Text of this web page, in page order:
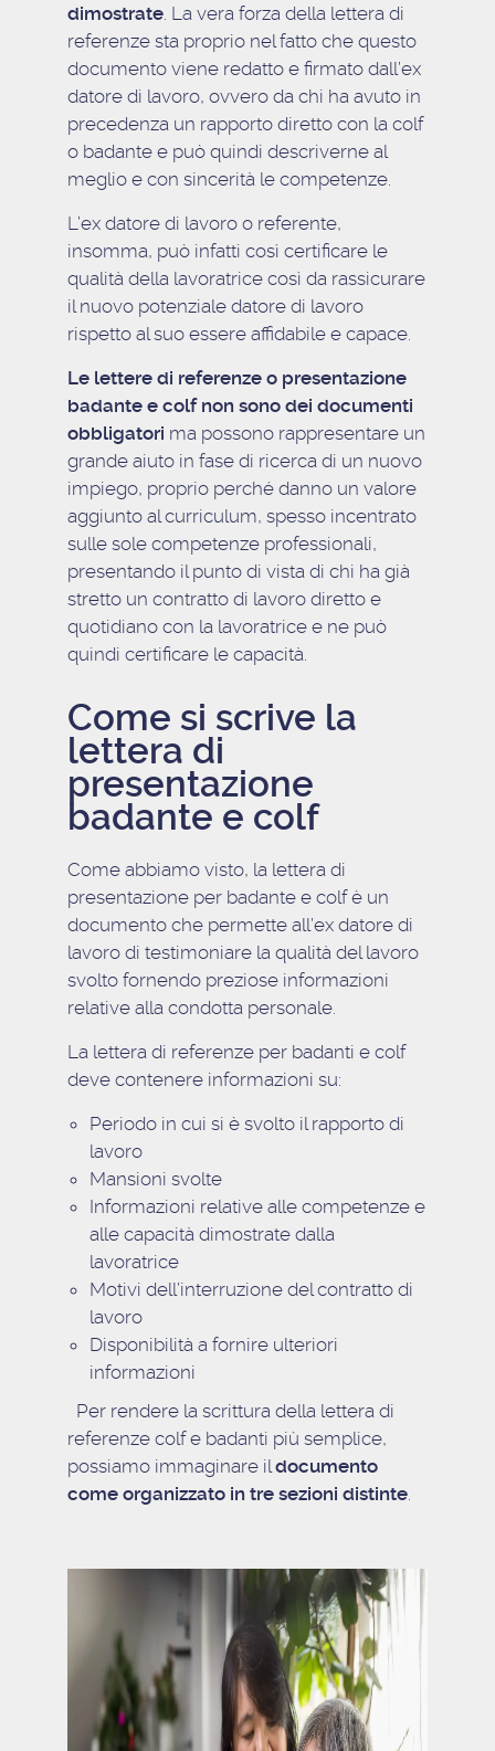
dimostrate. La vera forza della lettera di
referenze sta proprio nel fatto che questo
documento viene redatto e firmato dall’ex
datore di lavoro, ovvero da chi ha avuto in
precedenza un rapporto diretto con la colf
o badante e può quindi descriverne al
meglio e con sincerità le competenze.
L’ex datore di lavoro o referente,
insomma, può infatti così certificare le
qualità della lavoratrice così da rassicurare
il nuovo potenziale datore di lavoro
rispetto al suo essere affidabile e capace.
Le lettere di referenze o presentazione
badante e colf non sono dei documenti
obbligatori ma possono rappresentare un
grande aiuto in fase di ricerca di un nuovo
impiego, proprio perché danno un valore
aggiunto al curriculum, spesso incentrato
sulle sole competenze professionali,
presentando il punto di vista di chi ha già
stretto un contratto di lavoro diretto e
quotidiano con la lavoratrice e ne può
quindi certificare le capacità.
Come si scrive la
lettera di
presentazione
badante e colf
Come abbiamo visto, la lettera di
presentazione per badante e colf è un
documento che permette all’ex datore di
lavoro di testimoniare la qualità del lavoro
svolto fornendo preziose informazioni
relative alla condotta personale.
La lettera di referenze per badanti e colf
deve contenere informazioni su:
Periodo in cui si è svolto il rapporto di
lavoro
Mansioni svolte
Informazioni relative alle competenze e
alle capacità dimostrate dalla
lavoratrice
Motivi dell’interruzione del contratto di
lavoro
Disponibilità a fornire ulteriori
informazioni
Per rendere la scrittura della lettera di
referenze colf e badanti più semplice,
possiamo immaginare ildocumento
come organizzato in tre sezioni distinte.